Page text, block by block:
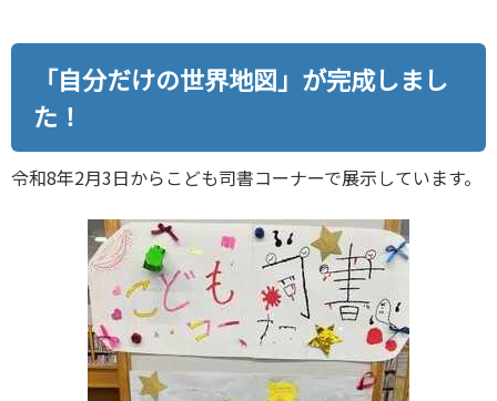
「自分だけの世界地図」が完成しまし
た！
令和8年2月3日からこども司書コーナーで展示しています。